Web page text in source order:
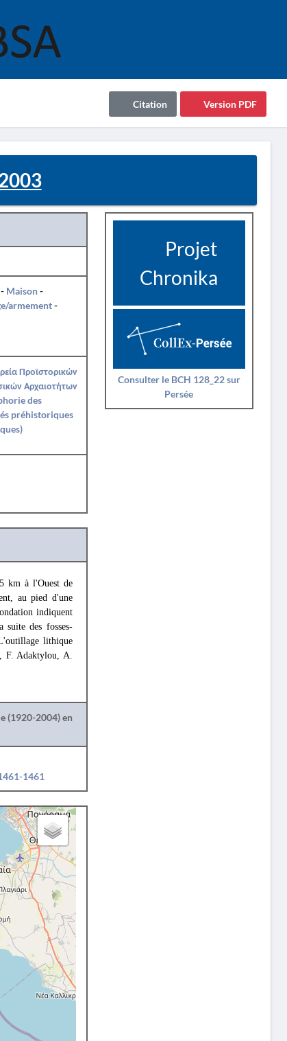
Version PDF
Citation
Maison-
armement-
Προϊστορικών
Αρχαιοτήτων
des
préhistoriques
km à l'Ouest de
au pied d'une
indiquent
suite des fosses-
lithique
F. Adaktylou, A.
(1920-2004) en
1461
Projet
Chronika
Consulter le BCH 128_22 sur
Persée